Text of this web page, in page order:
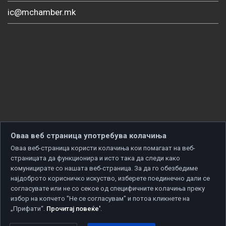
ic@mchamber.mk
Copyright © 2026 Developed by
Оваа веб страница употребува колачиња
Оваа веб-страница користи колачиња кои помагаат на веб-
страницата да функционира и исто така да следи како
комуницирате со нашата веб-страница. За да го обезбедиме
најдоброто корисничко искуство, изберете поединечно дали се
согласувате или не со секое од специфичните колачиња преку
избор на копчето "Не се согласувам" и потоа кликнете на
„Прифати“. Прочитај повеќе'.